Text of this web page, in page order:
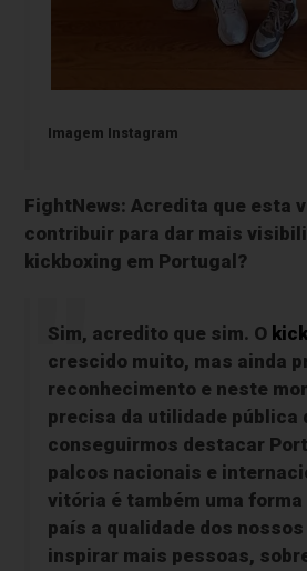
Imagem Instagram
FightNews: Acredita que esta
contribuir para dar mais
kickboxing em Portugal?
Sim, acredito que sim. O
crescido muito, mas ainda
reconhecimento e neste
precisa da utilidade pública
conseguirmos destacar
palcos nacionais e
vitória é também uma
país a qualidade dos
inspirar mais pessoas,